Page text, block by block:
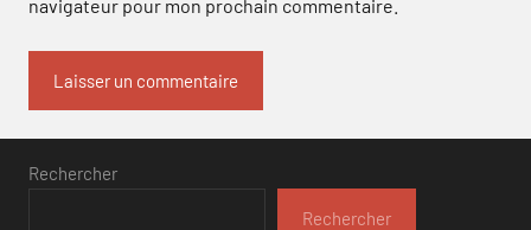
navigateur pour mon prochain commentaire.
Rechercher
Rechercher